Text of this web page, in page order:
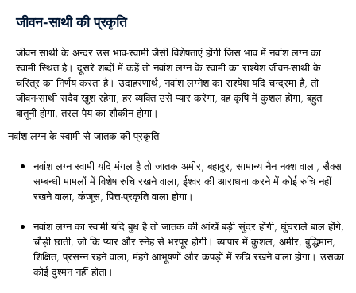
जीवन-साथी की प्रकृति
जीवन साथी के अन्दर उस भाव-स्वामी जैसी विशेषताएं होंगी जिस भाव में नवांश लग्न का
स्वामी स्थित है। दूसरे शब्दों में कहें तो नवांश लग्न के स्वामी का राश्येश जीवन-साथी के
चरित्र का निर्णय करता है। उदाहरणार्थ, नवांश लग्नेश का राश्येश यदि चन्द्रमा है, तो
जीवन-साथी सदैव खुश रहेगा, हर व्यक्ति उसे प्यार करेगा, वह कृषि में कुशल होगा, बहुत
बातूनी होगा, तरल पेय का शौकीन होगा।
नवांश लग्न के स्वामी से जातक की प्रकृति
नवांश लग्न स्वामी यदि मंगल है तो जातक अमीर, बहादुर, सामान्य नैन नक्श वाला, सैक्स
सम्बन्धी मामलों में विशेष रुचि रखने वाला, ईश्वर की आराधना करने में कोई रुचि नहीं
रखने वाला, कंजूस, पित्त-प्रकृति वाला होगा।
नवांश लग्न का स्वामी यदि बुध है तो जातक की आंखें बड़ी सुंदर होंगी, घुंघराले बाल होंगे,
चौड़ी छाती, जो कि प्यार और स्नेह से भरपूर होगी। व्यापार में कुशल, अमीर, बुद्धिमान,
शिक्षित, प्रसन्न रहने वाला, मंहगे आभूषणों और कपड़ों में रुचि रखने वाला होगा। उसका
कोई दुश्मन नहीं होता।